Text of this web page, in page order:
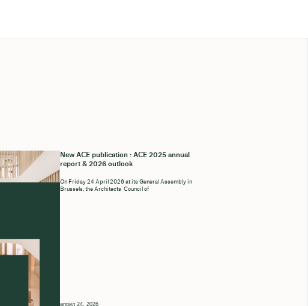
New ACE publication : ACE 2025 annual
report & 2026 outlook
On Friday 24 April 2026 at its General Assembly in
Brussels, the Architects’ Council of
април 24, 2026